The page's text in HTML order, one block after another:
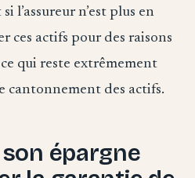
l’assureur n’est plus en
ces actifs pour des raisons
qui reste extrêmement
cantonnement des actifs.
épargne